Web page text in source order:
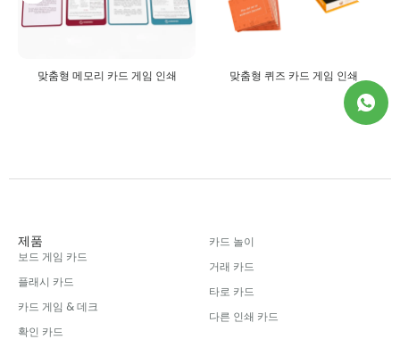
맞춤형 메모리 카드 게임 인쇄 맞춤형 퀴즈 카드 게임 인쇄
제품
보드 게임 카드
플래시 카드
카드 게임 & 데크
확인 카드
카드 놀이
거래 카드
타로 카드
다른 인쇄 카드